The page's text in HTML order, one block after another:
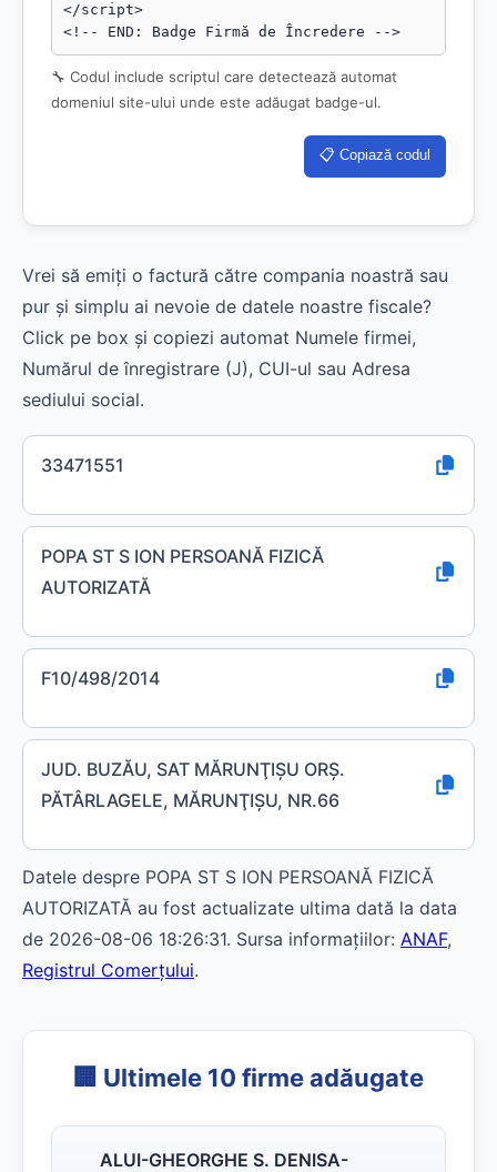
</script>
<!-- END: Badge Firmă de Încredere -->
🔧 Codul include scriptul care detectează automat
domeniul site-ului unde este adăugat badge-ul.
📋 Copiază codul
Vrei să emiți o factură către compania noastră sau
pur și simplu ai nevoie de datele noastre fiscale?
Click pe box și copiezi automat Numele firmei,
Numărul de înregistrare (J), CUI-ul sau Adresa
sediului social.
33471551
POPA ST S ION PERSOANĂ FIZICĂ
AUTORIZATĂ
F10/498/2014
JUD. BUZĂU, SAT MĂRUNŢIŞU ORŞ.
PĂTÂRLAGELE, MĂRUNŢIŞU, NR.66
Datele despre POPA ST S ION PERSOANĂ FIZICĂ
AUTORIZATĂ au fost actualizate ultima dată la data
de 2026-08-06 18:26:31. Sursa informațiilor: ANAF,
Registrul Comerțului.
🏢 Ultimele 10 firme adăugate
ALUI-GHEORGHE S. DENISA-